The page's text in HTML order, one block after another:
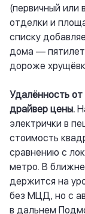
(первичный или
отделки и
списку
дома —
дороже
Удалённость
драйвер цены.
электрички в
стоимость
сравнению с
метро. В
держится на
без МЦД, но с
в дальнем